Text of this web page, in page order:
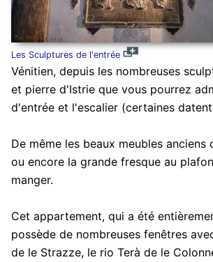
Les Sculptures de l'entrée
Vénitien, depuis les nombreuses
et pierre d'Istrie que vous pourrez
d'entrée et l'escalier (certaines datent
De même les beaux meubles
ou encore la grande fresque au
manger.
Cet appartement, qui a été
possède de nombreuses fenêtres
de le Strazze, le rio Terà de le